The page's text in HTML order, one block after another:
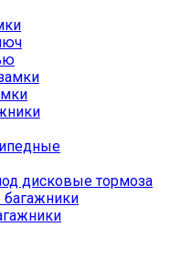
дисковые тормоза